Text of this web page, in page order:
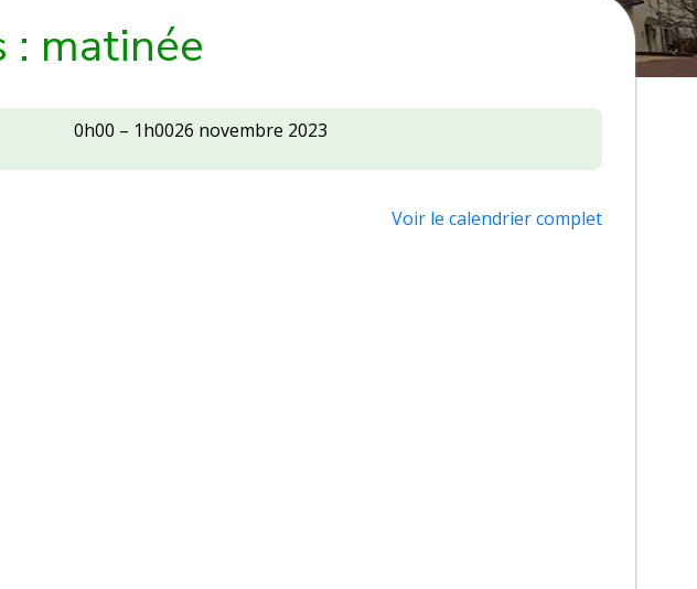
: matinée
0h00 – 1h0026 novembre 2023
Voir le calendrier complet